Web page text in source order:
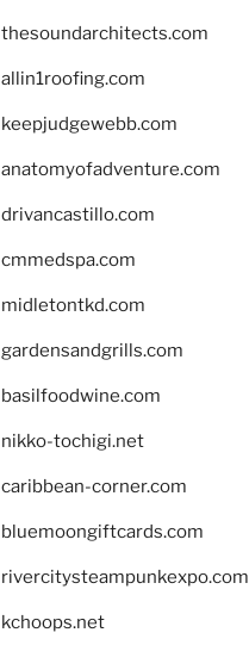
thesoundarchitects.com
allin1roofing.com
keepjudgewebb.com
anatomyofadventure.com
drivancastillo.com
cmmedspa.com
midletontkd.com
gardensandgrills.com
basilfoodwine.com
nikko-tochigi.net
caribbean-corner.com
bluemoongiftcards.com
rivercitysteampunkexpo.com
kchoops.net